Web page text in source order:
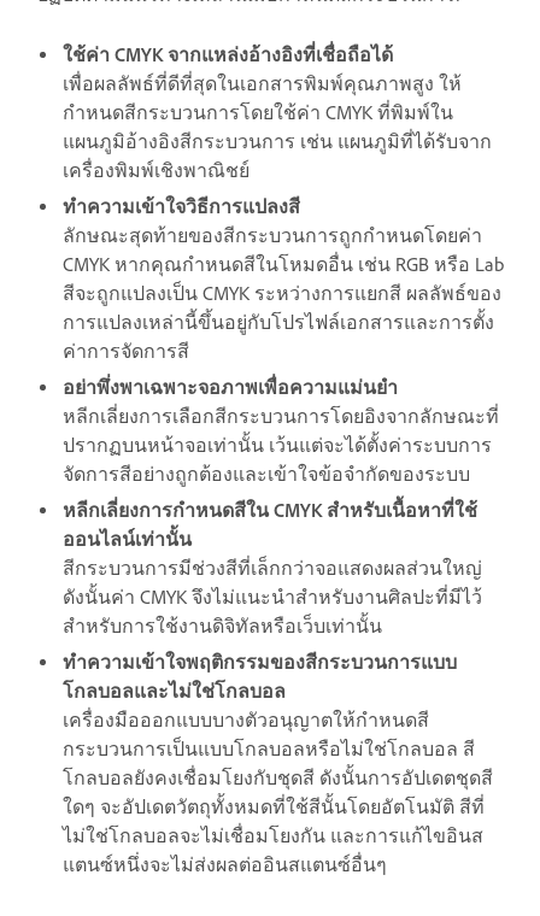
ใช้ค่า CMYK จากแหล่งอ้างอิงที่เชื่อถือได้
เพื่อผลลัพธ์ที่ดีที่สุดในเอกสารพิมพ์คุณภาพสูง ให้
กำหนดสีกระบวนการโดยใช้ค่า CMYK ที่พิมพ์ใน
แผนภูมิอ้างอิงสีกระบวนการ เช่น แผนภูมิที่ได้รับจาก
เครื่องพิมพ์เชิงพาณิชย์
ทำความเข้าใจวิธีการแปลงสี
ลักษณะสุดท้ายของสีกระบวนการถูกกำหนดโดยค่า
CMYK หากคุณกำหนดสีในโหมดอื่น เช่น RGB หรือ Lab
สีจะถูกแปลงเป็น CMYK ระหว่างการแยกสี ผลลัพธ์ของ
การแปลงเหล่านี้ขึ้นอยู่กับโปรไฟล์เอกสารและการตั้ง
ค่าการจัดการสี
อย่าพึ่งพาเฉพาะจอภาพเพื่อความแม่นยำ
หลีกเลี่ยงการเลือกสีกระบวนการโดยอิงจากลักษณะที่
ปรากฏบนหน้าจอเท่านั้น เว้นแต่จะได้ตั้งค่าระบบการ
จัดการสีอย่างถูกต้องและเข้าใจข้อจำกัดของระบบ
หลีกเลี่ยงการกำหนดสีใน CMYK สำหรับเนื้อหาที่ใช้
ออนไลน์เท่านั้น
สีกระบวนการมีช่วงสีที่เล็กกว่าจอแสดงผลส่วนใหญ่
ดังนั้นค่า CMYK จึงไม่แนะนำสำหรับงานศิลปะที่มีไว้
สำหรับการใช้งานดิจิทัลหรือเว็บเท่านั้น
ทำความเข้าใจพฤติกรรมของสีกระบวนการแบบ
โกลบอลและไม่ใช่โกลบอล
เครื่องมือออกแบบบางตัวอนุญาตให้กำหนดสี
กระบวนการเป็นแบบโกลบอลหรือไม่ใช่โกลบอล สี
โกลบอลยังคงเชื่อมโยงกับชุดสี ดังนั้นการอัปเดตชุดสี
ใดๆ จะอัปเดตวัตถุทั้งหมดที่ใช้สีนั้นโดยอัตโนมัติ สีที่
ไม่ใช่โกลบอลจะไม่เชื่อมโยงกัน และการแก้ไขอินส
แตนซ์หนึ่งจะไม่ส่งผลต่ออินสแตนซ์อื่นๆ